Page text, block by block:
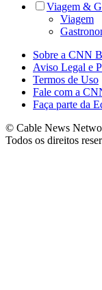
Viagem &
Viagem
Sobre a CNN
Aviso Legal e
Termos de Uso
Fale com a
Faça parte da
© Cable News
Todos os direitos